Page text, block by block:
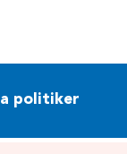
politiker